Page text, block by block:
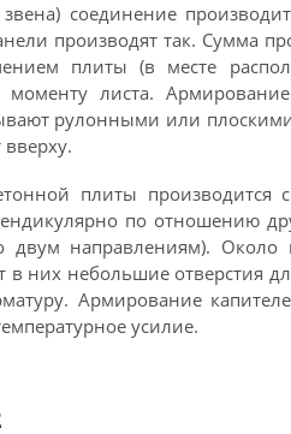
соединение
производят так. Сумма
плиты (в месте
моменту листа.
рулонными или
плиты производится
по отношению
двум направлениям). Около
в них небольшие отверстия
Армирование
усилие.